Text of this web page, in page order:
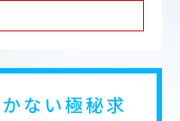
しいか確認を行う。デ
ても活用。最終成果物
ない極秘求